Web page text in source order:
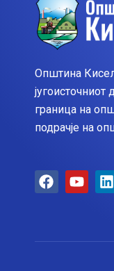
Општина
југоисточниот
граница на
подрачје на
F
a
Y
o
L
i